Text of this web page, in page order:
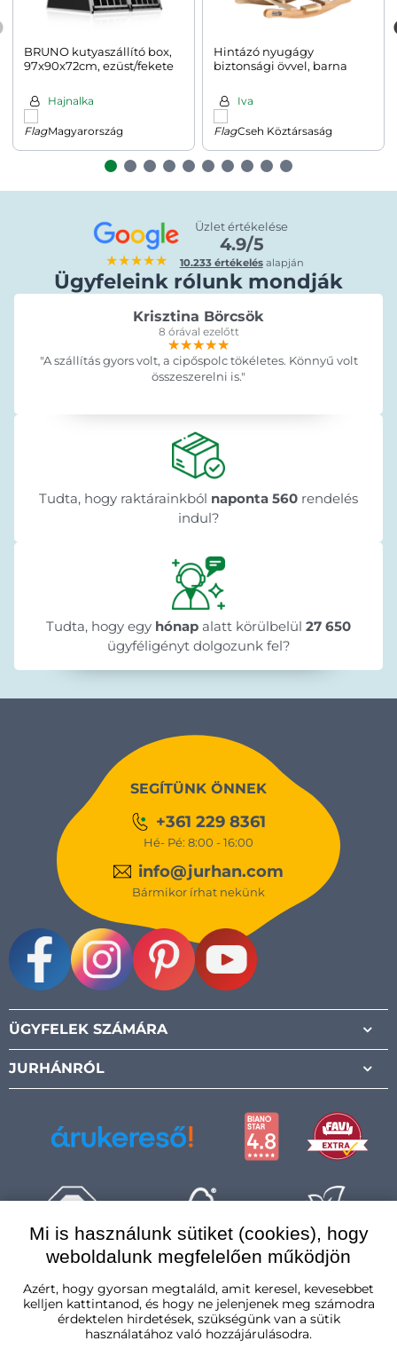
BRUNO kutyaszállító box,
97x90x72cm, ezüst/fekete
Hajnalka
Magyarország
Hintázó nyugágy
biztonsági övvel, barna
Iva
Cseh Köztársaság
★★★★★
Üzlet értékelése
4.9/5
10.233 értékelésalapján
Ügyfeleink rólunk mondják
Krisztina Börcsök
8 órával ezelőtt
★★★★★
★★★★★
★★★★★
"A szállítás gyors volt, a cipőspolc tökéletes. Könnyű volt
összeszerelni is."
Tudta, hogy raktárainkból naponta 560 rendelés
indul?
Tudta, hogy egy hónap alatt körülbelül 27 650
ügyféligényt dolgozunk fel?
SEGÍTÜNK ÖNNEK
+361 229 8361
Hé- Pé: 8:00 - 16:00
info@jurhan.com
Bármikor írhat nekünk
ÜGYFELEK SZÁMÁRA
JURHÁNRÓL
Mi is használunk sütiket (cookies), hogy
weboldalunk megfelelően működjön
Azért, hogy gyorsan megtaláld, amit keresel, kevesebbet
kelljen kattintanod, és hogy ne jelenjenek meg számodra
érdektelen hirdetések, szükségünk van a sütik
használatához való hozzájárulásodra.